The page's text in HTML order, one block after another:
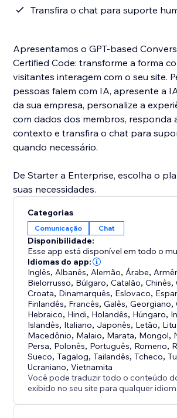
Transfira o chat para suporte
Apresentamos o GPT-based
Certified Code: transforme a forma
visitantes interagem com o seu site.
pessoas falem com IA, apresente a
da sua empresa, personalize a
com dados dos membros, responda
contexto e transfira o chat para
quando necessário.
De Starter a Enterprise, escolha o
suas necessidades.
Categorias
Comunicação Chat
Disponibilidade:
Esse app está disponível em todo o
Idiomas do app:
Inglês, Albanês, Alemão, Árabe,
Bielorrusso, Búlgaro,Catalão,Chinês,
Croata, Dinamarquês, Eslovaco,
Finlandês, Francês,Galês,Georgiano,
Hebraico, Hindi, Holandês, Húngaro,
Islandês, Italiano, Japonês, Letão,
Macedônio, Malaio, Marata, Mongol,
Persa, Polonês, Português, Romeno,
Sueco,Tagalog,Tailandês,Tcheco,
Ucraniano,Vietnamita
Você pode traduzir todo o conteúdo
exibido no seu site para qualquer